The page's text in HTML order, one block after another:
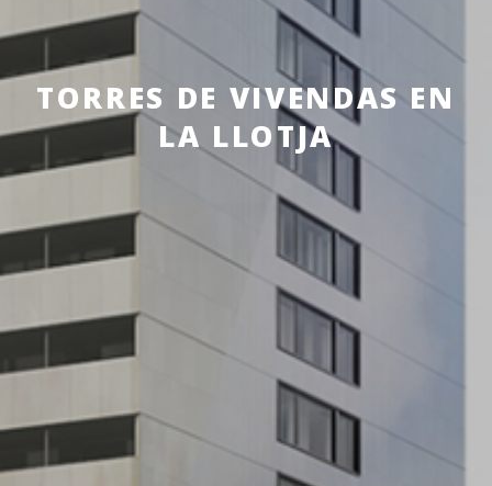
TORRES DE VIVENDAS EN
LA LLOTJA